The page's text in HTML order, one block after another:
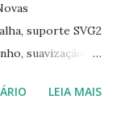
suporte SVG2
suavização
elementos, e
LEIA MAIS